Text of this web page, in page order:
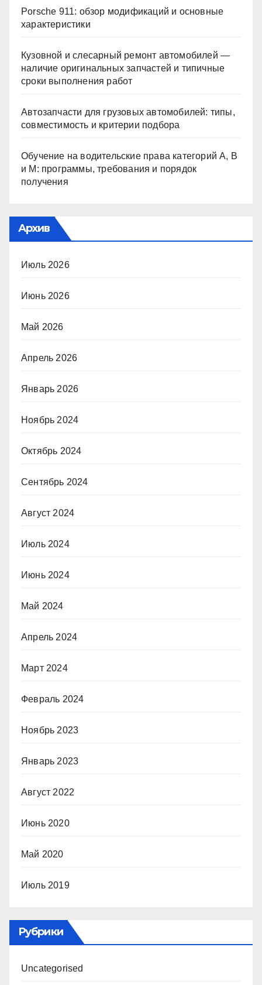
Porsche 911: обзор модификаций и основные
характеристики
Кузовной и слесарный ремонт автомобилей —
наличие оригинальных запчастей и типичные
сроки выполнения работ
Автозапчасти для грузовых автомобилей: типы,
совместимость и критерии подбора
Обучение на водительские права категорий A, B
и M: программы, требования и порядок
получения
Архив
Июль 2026
Июнь 2026
Май 2026
Апрель 2026
Январь 2026
Ноябрь 2024
Октябрь 2024
Сентябрь 2024
Август 2024
Июль 2024
Июнь 2024
Май 2024
Апрель 2024
Март 2024
Февраль 2024
Ноябрь 2023
Январь 2023
Август 2022
Июнь 2020
Май 2020
Июль 2019
Рубрики
Uncategorised